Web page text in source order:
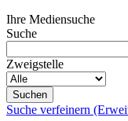
Ihre Mediensuche
Suche
Zweigstelle
Suche verfeinern